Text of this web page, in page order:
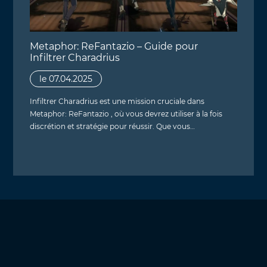
Metaphor: ReFantazio – Guide pour
Infiltrer Charadrius
le 07.04.2025
Infiltrer Charadrius est une mission cruciale dans
Metaphor: ReFantazio , où vous devrez utiliser à la fois
discrétion et stratégie pour réussir. Que vous…